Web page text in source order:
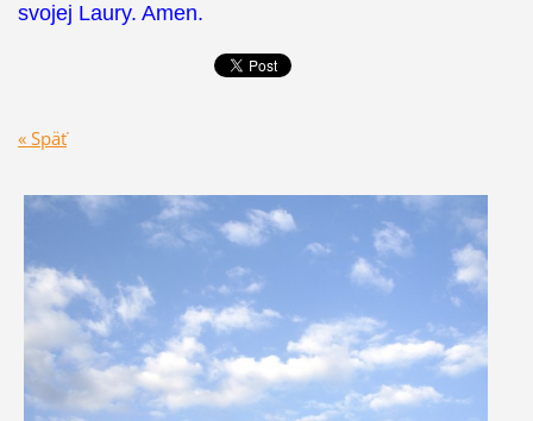
svojej Laury. Amen.
« Späť